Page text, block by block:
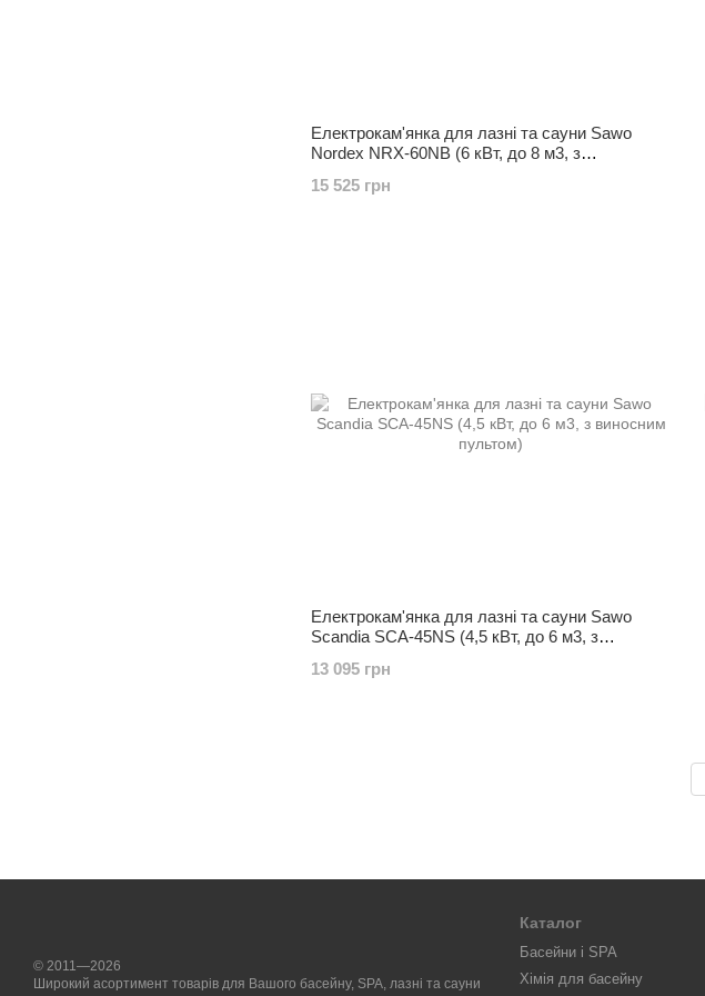
Електрокам'янка для лазні та сауни Sawo
Nordex NRX-60NB (6 кВт, до 8 м3, з
15 525 грн
Електрокам'янка для лазні та сауни Sawo
Scandia SCA-45NS (4,5 кВт, до 6 м3, з
13 095 грн
© 2011—2026
Широкий асортимент товарів для Вашого басейну, SPA, лазні та сауни
Каталог
Басейни і SPA
Хімія для басейну